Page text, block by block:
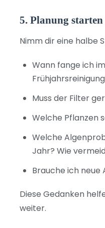
5. Planung starten
Nimm dir eine halbe
Wann fange ich
Muss der Filter
Welche Pflanzen
Welche
Jahr? Wie
Brauche ich neue
Diese Gedanken
weiter.